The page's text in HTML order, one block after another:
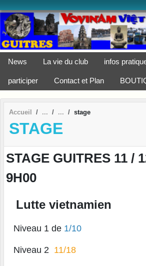
News La vie du club infos
participer Contact et Plan
Accueil stage
STAGE
STAGE GUITRES 11 /
9H00
Lutte vietnamien
Niveau 1 de 1/10
Niveau 2 11/18